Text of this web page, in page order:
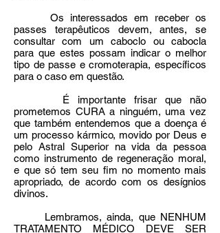
Os interessados em receber os
passes terapêuticos devem, antes, se
consultar com um caboclo ou cabocla
para que estes possam indicar o melhor
tipo de passe e cromoterapia, específicos
para o caso em questão.
É importante frisar que não
prometemos CURA a ninguém, uma vez
que também entendemos que a doença é
um processo kármico, movido por Deus e
pelo Astral Superior na vida da pessoa
como instrumento de regeneração moral,
e que só tem seu fim no momento mais
apropriado, de acordo com os desígnios
divinos.
Lembramos, ainda, que NENHUM
TRATAMENTO MÉDICO DEVE SER